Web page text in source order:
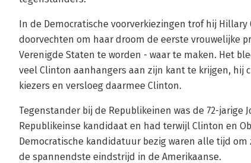
In de Democratische voorverkiezingen trof hij
doorvechten om haar droom de eerste vrouwelijke
Verenigde Staten te worden - waar te maken. Het
veel Clinton aanhangers aan zijn kant te krijgen, hij
kiezers en versloeg daarmee Clinton.
Tegenstander bij de Republikeinen was de 72-jarige
Republikeinse kandidaat en had terwijl Clinton en
Democratische kandidatuur bezig waren alle tijd
de spannendste eindstrijd in de Amerikaanse.